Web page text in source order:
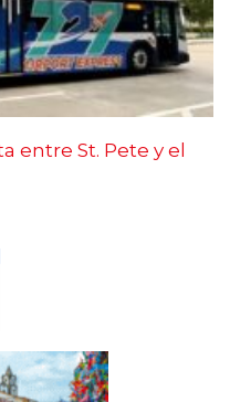
entre St. Pete y el